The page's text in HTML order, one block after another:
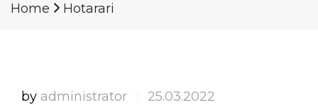
Home Hotarari
by administrator 25.03.2022